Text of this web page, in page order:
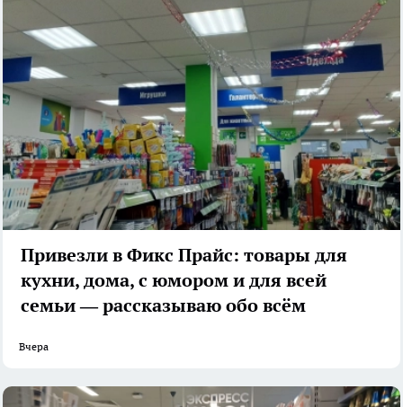
Привезли в Фикс Прайс: товары для
кухни, дома, с юмором и для всей
семьи — рассказываю обо всём
Вчера